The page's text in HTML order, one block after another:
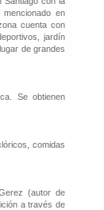
en
cuenta con
jardín
de grandes
Se obtienen
comidas
(autor de
a través de